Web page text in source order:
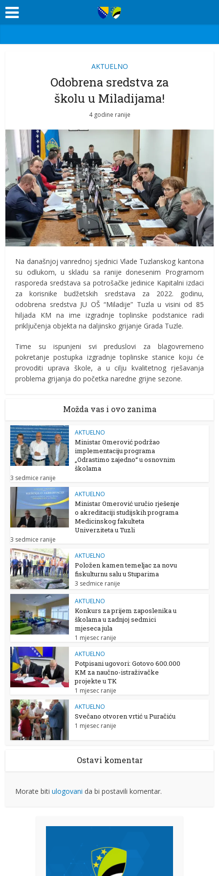
AKTUELNO
Odobrena sredstva za
školu u Miladijama!
4 godine ranije
Na današnjoj vanrednoj sjednici Vlade Tuzlanskog kantona
su odlukom, u skladu sa ranije donesenim Programom
rasporeda sredstava sa potrošačke jedinice Kapitalni izdaci
za korisnike budžetskih sredstava za 2022. godinu,
odobrena sredstva JU OŠ “Miladije” Tuzla u visini od 85
hiljada KM na ime izgradnje toplinske podstanice radi
priključenja objekta na daljinsko grijanje Grada Tuzle.
Time su ispunjeni svi preduslovi za blagovremeno
pokretanje postupka izgradnje toplinske stanice koju će
provoditi uprava škole, a u cilju kvalitetnog rješavanja
problema grijanja do početka naredne grijne sezone.
Možda vas i ovo zanima
AKTUELNO
Ministar Omerović podržao
implementaciju programa
„Odrastimo zajedno“ u osnovnim
školama
3 sedmice ranije
AKTUELNO
Ministar Omerović uručio rješenje
o akreditaciji studijskih programa
Medicinskog fakulteta
Univerziteta u Tuzli
3 sedmice ranije
AKTUELNO
Položen kamen temeljac za novu
fiskulturnu salu u Stuparima
3 sedmice ranije
AKTUELNO
Konkurs za prijem zaposlenika u
školama u zadnjoj sedmici
mjeseca jula
1 mjesec ranije
AKTUELNO
Potpisani ugovori: Gotovo 600.000
KM za naučno-istraživačke
projekte u TK
1 mjesec ranije
AKTUELNO
Svečano otvoren vrtić u Puračiću
1 mjesec ranije
Ostavi komentar
Morate bitiulogovani da bi postavili komentar.